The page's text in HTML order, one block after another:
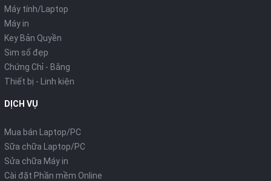
Máy tính/Laptop
Máy in
Key Bản Quyền
Sim số đẹp
Chứng Chỉ - Bằng
Thiết bị - Linh kiện
DỊCH VỤ
Mua bán Laptop/PC
Sữa chữa Laptop/PC
Sửa chữa Máy in
Cài đặt Phần mềm Online